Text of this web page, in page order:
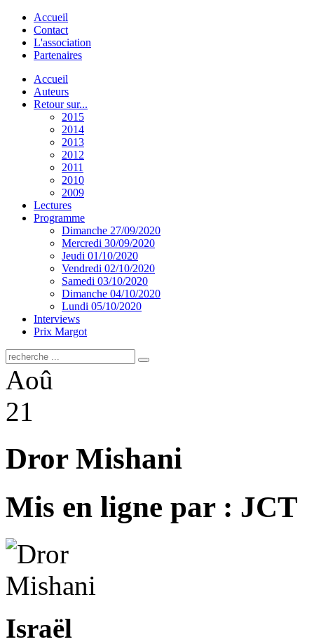
Accueil
Contact
L'association
Partenaires
Accueil
Auteurs
Retour sur...
2015
2014
2013
2012
2011
2010
2009
Lectures
Programme
Dimanche 27/09/2020
Mercredi 30/09/2020
Jeudi 01/10/2020
Vendredi 02/10/2020
Samedi 03/10/2020
Dimanche 04/10/2020
Lundi 05/10/2020
Interviews
Prix Margot
Aoû
21
Dror Mishani
Mis en ligne par : JCT
Israël